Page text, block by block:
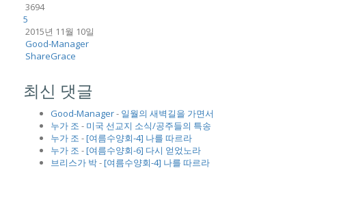
3694
5
2015년 11월 10일
Good-Manager
ShareGrace
최신 댓글
Good-Manager- 일월의 새벽길을 가면서
누가 조 - 미국 선교지 소식/공주들의 특송
누가 조 -[여름수양회-4] 나를 따르라
누가 조 -[여름수양회-6] 다시 얻었노라
브리스가 박-[여름수양회-4] 나를 따르라